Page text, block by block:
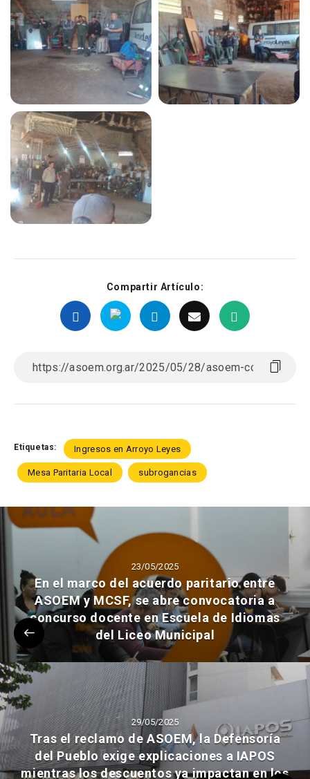
Compartir Artículo:
Etiquetas: Ingresos en Arroyo Leyes
Mesa Paritaria Local subrogancias
23/05/2025
En el marco del acuerdo paritario entre
ASOEM y MCSF, se abre convocatoria a
concurso docente en Escuela de Idiomas
del Liceo Municipal
29/05/2025
Tras el reclamo de ASOEM, la Defensoría
del Pueblo exige explicaciones a IAPOS
mientras los descuentos ya impactan en los